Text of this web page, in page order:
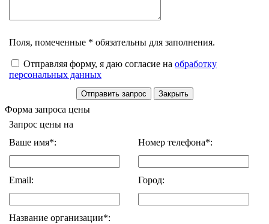
Поля, помеченные * обязательны для заполнения.
Отправляя форму, я даю согласие на обработку
персональных данных
Форма запроса цены
Запрос цены на
Ваше имя*:
Номер телефона*:
Email: Город:
Название организации*: